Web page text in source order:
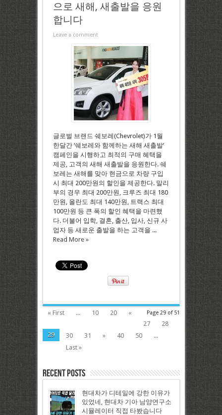
으로 새해, 새출발을 응원
합니다
Leave a comment
글로벌 브랜드 쉐보레(Chevrolet)가 1월
한달간 ‘쉐보레와 함께하는 새해 새출발’
캠페인을 시행하고 최적의 구매 혜택을
제공, 고객의 새해 새출발을 응원한다. 쉐
보레는 새해를 맞아 현금으로 차량 구입
시 최대 200만원의 할인을 제공한다. 말리
부의 경우 최대 200만원, 크루즈 최대 180
만원, 올란도 최대 140만원, 트랙스 최대
100만원 등 큰 폭의 할인 혜택을 마련했
다. 더불어 입학, 결혼, 출산, 입사, 신규 사
업자 등 새로운 출발을 하는 고객을 ...
Read More »
Page 29 of 51
« First ... 10 20
«
27
28
29
30 31 » 40 50
...
Last »
Recent Posts
현대차가 디테일에 강한 이유가
있었네, 현대차 기아 남양연구소
시뮬레이터 직접 타봤습니다